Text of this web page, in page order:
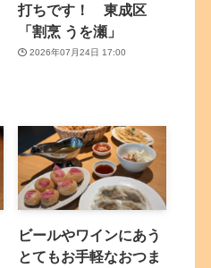
打ちです！ 東成区
「割烹 うを瀬」
2026年07月24日 17:00
ビールやワインにあう
とてもお手軽なおつま